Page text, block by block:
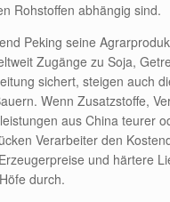
Rohstoffen abhängig sind.
Peking seine
Zugänge zu Soja,
sichert, steigen auch
Wenn Zusatzstoffe,
aus China teurer
Verarbeiter den
und härtere
durch.